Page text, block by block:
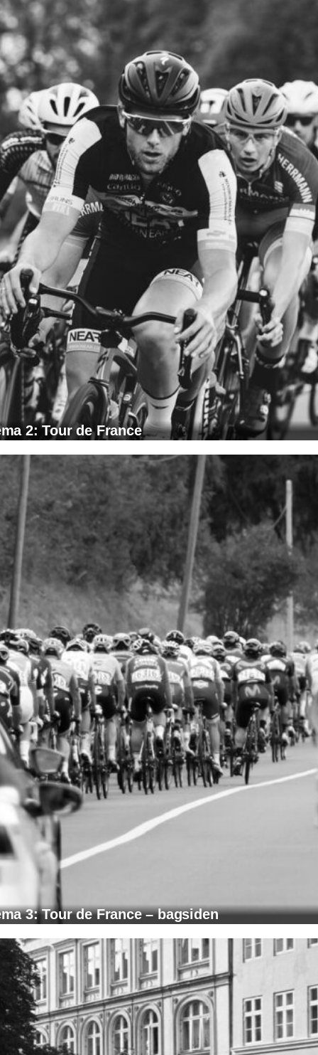
2: Tour de France
3: Tour de France – bagsiden